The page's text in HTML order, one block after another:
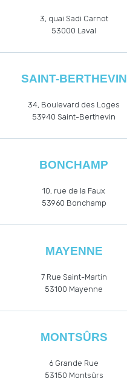
3, quai Sadi Carnot
53000 Laval
SAINT-BERTHEVIN
34, Boulevard des Loges
53940 Saint-Berthevin
BONCHAMP
10, rue de la Faux
53960 Bonchamp
MAYENNE
7 Rue Saint-Martin
53100 Mayenne
MONTSÛRS
6 Grande Rue
53150 Montsûrs